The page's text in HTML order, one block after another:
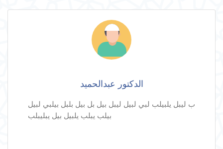
الدكتور عبدالحميد
ب ليبل يلبيلب لبي لبيل ليبل بيل بل بيل بلبل بيلبي لبيل
بيلب يبلب يلبيل بيل يبليبلب